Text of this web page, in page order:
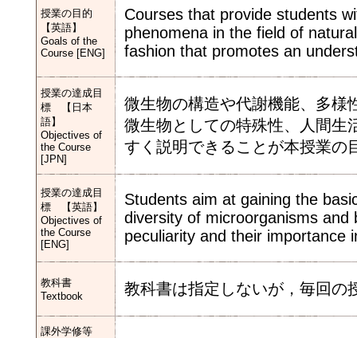
授業の目的
【英語】
Goals of the
Course [ENG]
Courses that provide students
phenomena in the field of
fashion that promotes an
授業の達成目
標 【日本
語】
Objectives of
the Course
[JPN]
微生物の構造や代謝機能、多様
微生物としての特殊性、人間生
すく説明できることが本授業の
授業の達成目
標 【英語】
Objectives of
the Course
[ENG]
Students aim at gaining the
diversity of microorganisms and
peculiarity and their importance
教科書
Textbook
教科書は指定しないが，毎回の
課外学修等